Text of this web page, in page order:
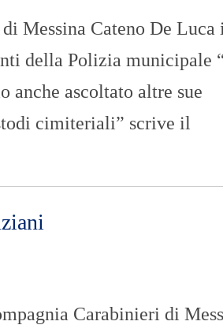
Messina Cateno De Luca
della Polizia municipale
anche ascoltato altre sue
cimiteriali” scrive il
Carabinieri di